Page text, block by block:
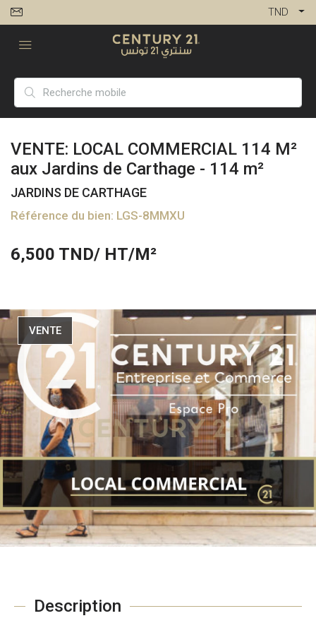
TND
VENTE: LOCAL COMMERCIAL 114 M²
aux Jardins de Carthage - 114 m²
JARDINS DE CARTHAGE
Référence du bien: LGS-8MMXU
6,500 TND/ HT/M²
VENTE
Description